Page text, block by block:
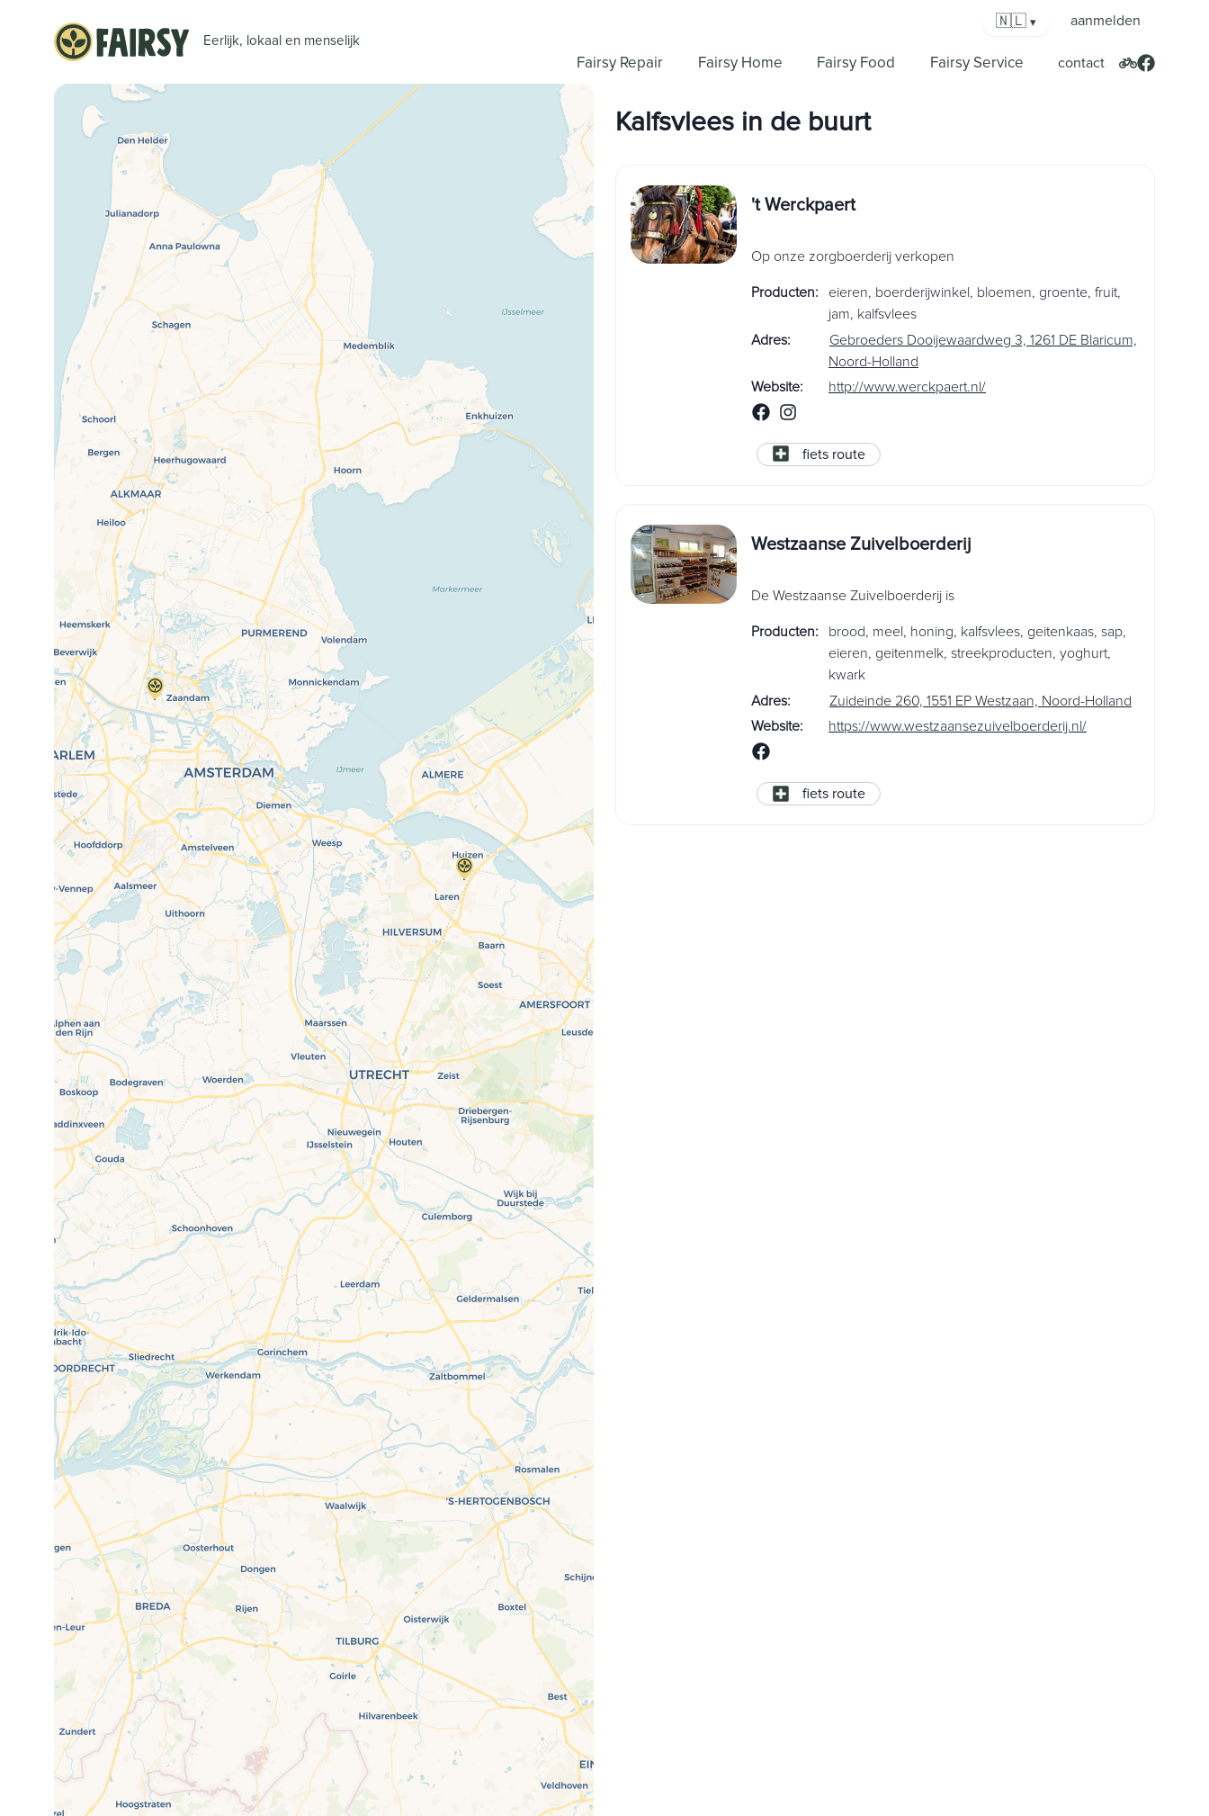
Eerlijk, lokaal en menselijk
🇳🇱 ▾ aanmelden
Fairsy Repair Fairsy Home Fairsy Food Fairsy Service contact
Kalfsvlees in de buurt
't Werckpaert
Op onze zorgboerderij verkopen
Producten: eieren, boerderijwinkel , bloemen, groente, fruit,
jam, kalfsvlees
Adres:
Gebroeders Dooijewaardweg 3, 1261 DE Blaricum,
Noord-Holland
Website: http://www.werckpaert.nl/
fiets route
Westzaanse Zuivelboerderij
De Westzaanse Zuivelboerderij is
Producten: brood, meel , honing, kalfsvlees, geitenkaas, sap,
eieren, geitenmelk, streekproducten, yoghurt,
kwark
Adres:
Zuideinde 260, 1551 EP Westzaan, Noord-Holland
Website: https://www.westzaansezuivelboerderij.nl/
fiets route